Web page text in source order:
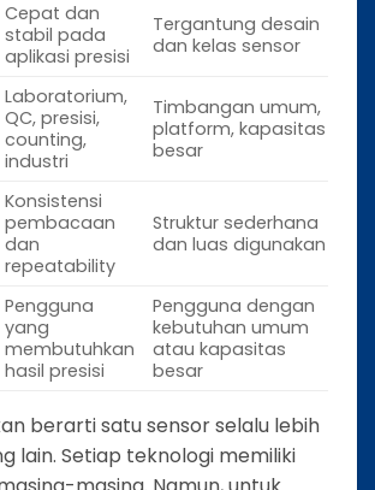
Cepat dan
stabil pada
aplikasi presisi
Tergantung desain
dan kelas sensor
Laboratorium,
QC, presisi,
counting,
industri
Timbangan umum,
platform, kapasitas
besar
Konsistensi
pembacaan
dan
repeatability
Struktur sederhana
dan luas digunakan
Pengguna
yang
membutuhkan
hasil presisi
Pengguna dengan
kebutuhan umum
atau kapasitas
besar
berarti satu sensor selalu lebih
lain. Setiap teknologi memiliki